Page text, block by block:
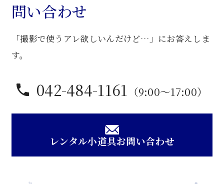
問い合わせ
「撮影で使うアレ欲しいんだけど…」にお答えしま
す。
042-484-1161 （9:00〜17:00）
レンタル小道具お問い合わせ